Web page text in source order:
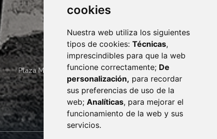
cookies
Nuestra web utiliza los siguientes
tipos de cookies: Técnicas,
imprescindibles para que la web
funcione correctamente; De
personalización, para recordar
sus preferencias de uso de la
web; Analíticas, para mejorar el
funcionamiento de la web y sus
servicios.
Plaza Mayor 4 22400 MONZÓN - ARAGÓN (ESPAÑA)
· (34) 974 400 700 ·
sac@monzon.es
monzon.es